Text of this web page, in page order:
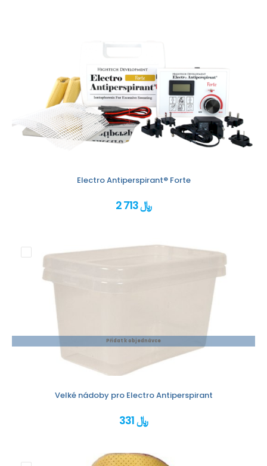
Electro Antiperspirant® Forte
2 713 ﷼
Přidat k objednávce
Velké nádoby pro Electro Antiperspirant
331 ﷼